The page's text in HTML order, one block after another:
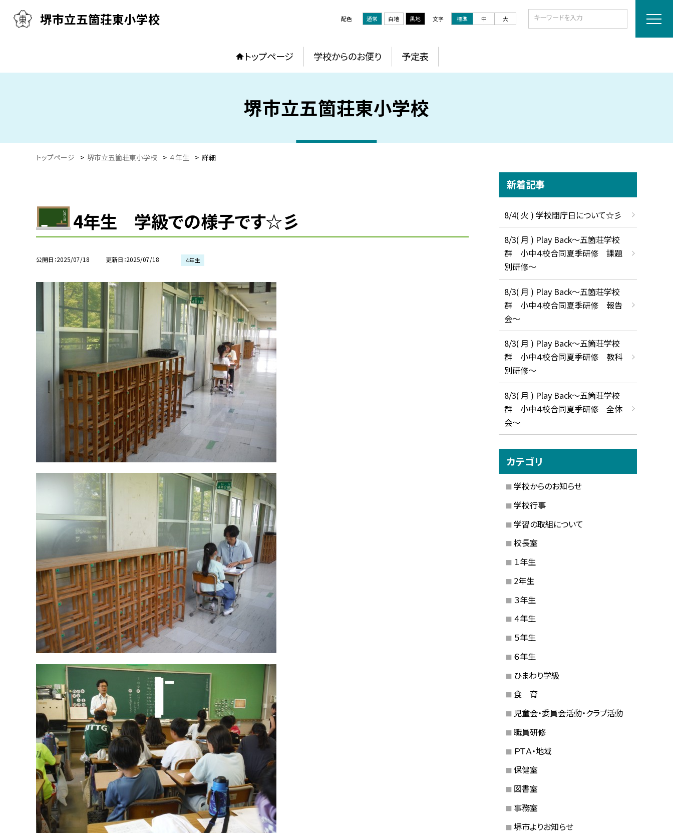
堺市立五箇荘東小学校 配色 通常 白地 黒地 文字 標準 中 大
トップページ 学校からのお便り 予定表
堺市立五箇荘東小学校
トップページ > 堺市立五箇荘東小学校 > ４年生 > 詳細
4年生 学級での様子です☆彡
公開日 2025/07/18 更新日 2025/07/18 ４年生
新着記事
8/4( 火 ) 学校閉庁日について☆彡
8/3( 月 ) Play Back～五箇荘学校
群 小中４校合同夏季研修 課題
別研修～
8/3( 月 ) Play Back～五箇荘学校
群 小中４校合同夏季研修 報告
会～
8/3( 月 ) Play Back～五箇荘学校
群 小中４校合同夏季研修 教科
別研修～
8/3( 月 ) Play Back～五箇荘学校
群 小中４校合同夏季研修 全体
会～
カテゴリ
学校からのお知らせ
学校行事
学習の取組について
校長室
１年生
2年生
３年生
４年生
５年生
６年生
ひまわり学級
食 育
児童会・委員会活動・クラブ活動
職員研修
ＰＴＡ・地域
保健室
図書室
事務室
堺市よりお知らせ